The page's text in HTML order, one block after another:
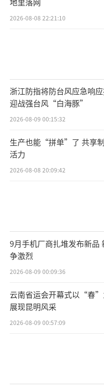
2026-08-08 22:21:10
浙江防指将防台风应急响
迎战强台风“白海豚”
2026-08-09 00:15:32
生产也能“拼单”了 共享
活力
2026-08-08 20:09:42
9月手机厂商扎堆发布新品
争激烈
2026-08-09 00:09:36
云南省运会开幕式以“春”
展现昆明风采
2026-08-09 00:57:09